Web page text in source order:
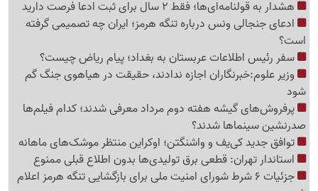
هشدار به قولنامه‌ای‌ها؛ فقط 2 سال برای ثبت ادعا فرصت دارید
ادعای جنجالی ونس درباره تنگه هرمز؛ ایران چه تصمیمی گرفته
است؟
سفر رئیس اطلاعات عربستان به بغداد؛ پیام ریاض چیست؟
وزیر علوم:خبرنگاران اجازه ندادند، حقیقت در هیاهوی جنگ گم
شود
پرفروش‌های گیشه هفته دوم مرداد معرفی شدند؛ کدام فیلم‌ها
صدرنشین سینماها شدند؟
توافق جدید کی‌یف و واشنگتن؛ اوکراین منتظر موشک‌های ماهانه
استاندار تهران: قطعی برق تولیدی‌ها بدون اطلاع قبلی ممنوع
جزئیات 6 شرط شورای امنیت ملی برای بازگشایی تنگه هرمز اعلام